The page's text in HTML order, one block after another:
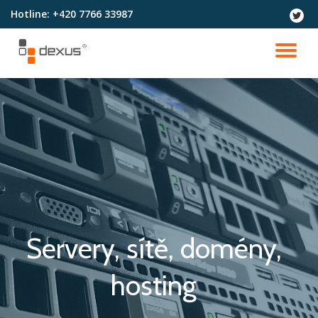
Hotline: +420 7766 33987
fa-
twitter
Servery, sítě, domény,
hosting